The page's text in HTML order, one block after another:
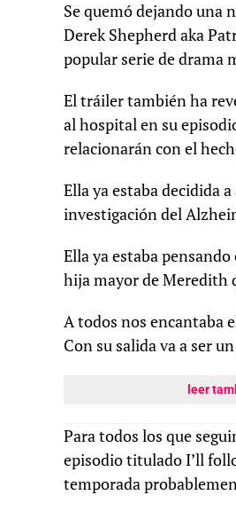
Se quemó dejando una
Derek Shepherd aka
popular serie de drama
El tráiler también ha
al hospital en su
relacionarán con el
Ella ya estaba decidida
investigación del
Ella ya estaba
hija mayor de Meredith
A todos nos encantaba
Con su salida va a ser
leer
Para todos los que
episodio titulado I’ll
temporada